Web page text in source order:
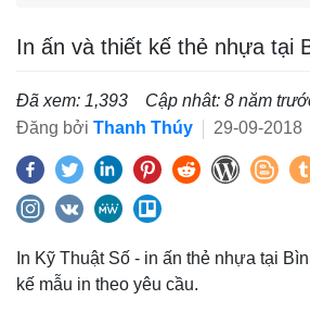
In ấn và thiết kế thẻ nhựa tại
Đã xem: 1,393
Cập nhât: 8 năm
Đăng bởi Thanh Thúy 29-09-2018
In Kỹ Thuật Số - in ấn thẻ nhựa tại
kế mẫu in theo yêu cầu.